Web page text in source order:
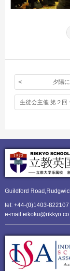
夕陽
Guildford
tel: +44-(0)1403-822107
e-